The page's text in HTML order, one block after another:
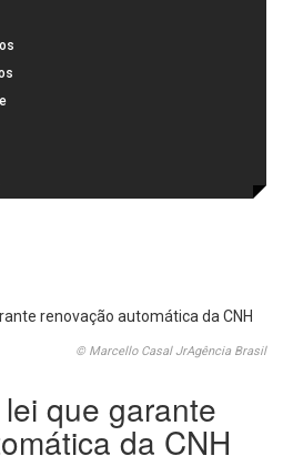
© Marcello Casal JrAgência Brasil
que garante
da CNH